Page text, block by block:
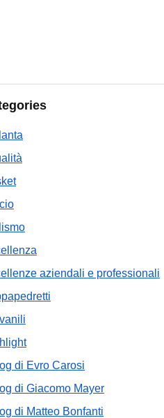
aziendali e professionali
di Evro Carosi
di Giacomo Mayer
di Matteo Bonfanti